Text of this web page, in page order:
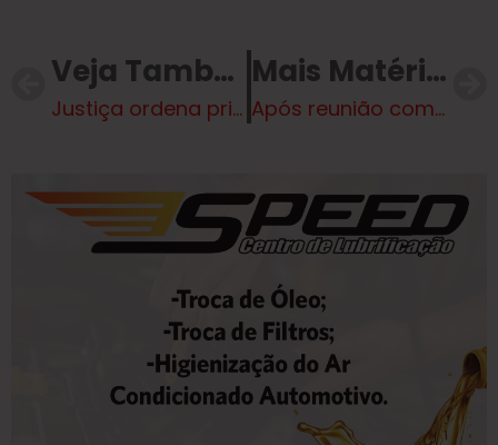
Veja Também
Justiça ordena prisão da Dama do Tráfico, que visitou o Ministério da Justiça
Mais Matérias
Após reunião com sindicatos, Prefeitura de Três Lagoas determina nova compensação de horas extras